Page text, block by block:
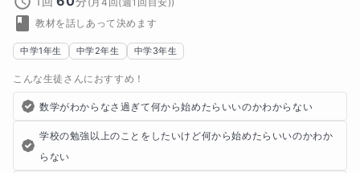
教材を話しあって決めます
中学1年生 中学2年生 中学3年生
こんな生徒さんにおすすめ！
数学がわからなさ過ぎて何から始めたらいいのかわからない
学校の勉強以上のことをしたいけど何から始めたらいいのかわか
らない